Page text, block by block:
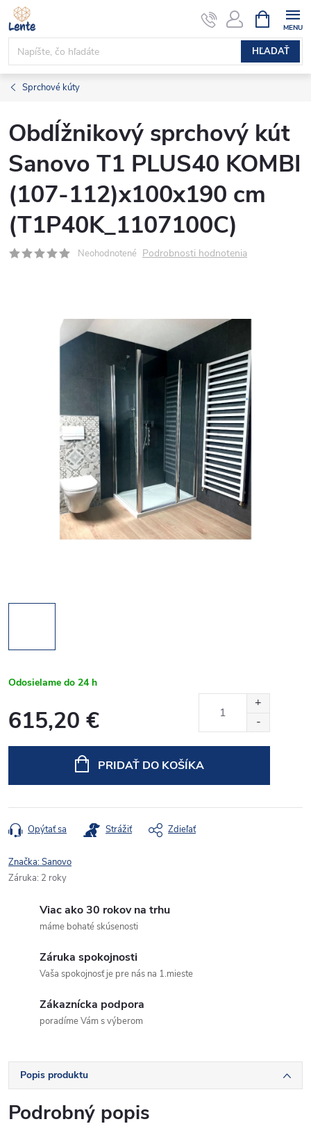
Prejsť
na
obsah
HĽADAŤ
KOŠÍK
Sprchové kúty
Obdĺžnikový sprchový kút
Sanovo T1 PLUS40 KOMBI
(107-112)x100x190 cm
(T1P40K_1107100C)
Neohodnotené Podrobnosti hodnotenia
Odosielame do 24 h
615,20 €
PRIDAŤ DO KOŠÍKA
Opýtať sa Strážiť Zdieľať
Značka:Sanovo
Záruka: 2 roky
Viac ako 30 rokov na trhu
máme bohaté skúsenosti
Záruka spokojnosti
Vaša spokojnosť je pre nás na 1.mieste
Zákaznícka podpora
poradíme Vám s výberom
Popis produktu
Podrobný popis